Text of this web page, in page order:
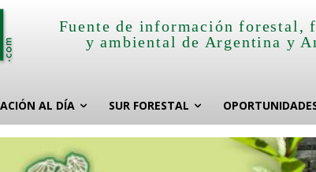
Fuente de información forestal,
y ambiental de Argentina y
AL DÍA SUR FORESTAL